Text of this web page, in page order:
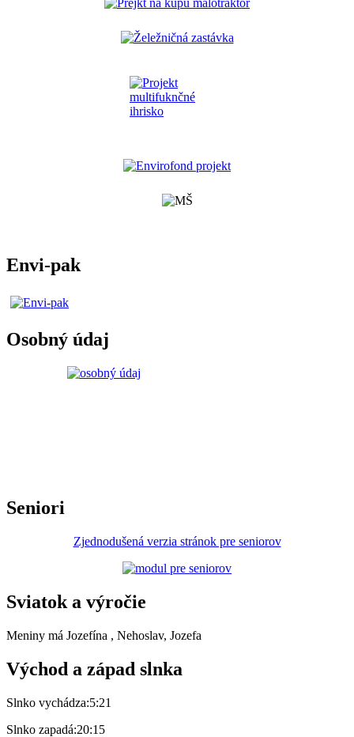
Envi-pak
Osobný údaj
Seniori
Zjednodušená verzia stránok pre seniorov
Sviatok a výročie
Meniny má Jozefína , Nehoslav, Jozefa
Východ a západ slnka
Slnko vychádza:5:21
Slnko zapadá:20:15